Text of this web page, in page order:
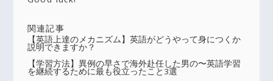
関連記事
【英語上達のメカニズム】英語がどうやって身につくか
説明できますか？
【学習方法】異例の早さで海外赴任した男の〜英語学習
を継続するために最も役立ったこと3選